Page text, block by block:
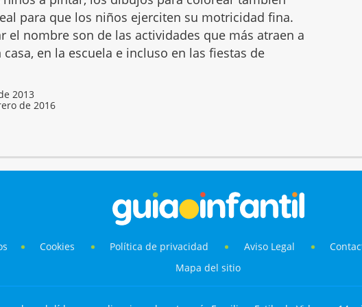
para que los niños ejerciten su motricidad fina.
el nombre son de las actividades que más atraen a
en la escuela e incluso en las fiestas de
2013
de 2016
Cookies Política de privacidad Aviso Legal
Mapa del sitio